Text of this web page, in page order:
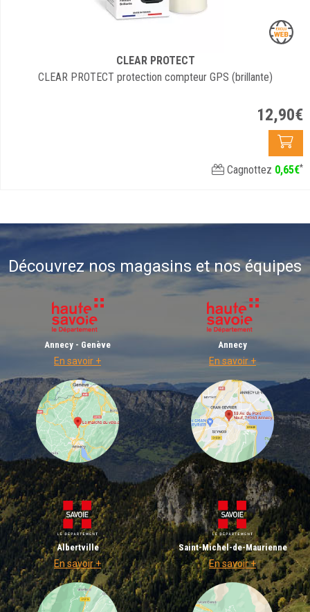
CLEAR PROTECT
CLEAR PROTECT protection compteur GPS (brillante)
12,90€
Cagnottez 0,65€*
Découvrez nos magasins et nos équipes
Annecy - Genève
En savoir +
Annecy
En savoir +
Albertville
En savoir +
Saint-Michel-de-Maurienne
En savoir +